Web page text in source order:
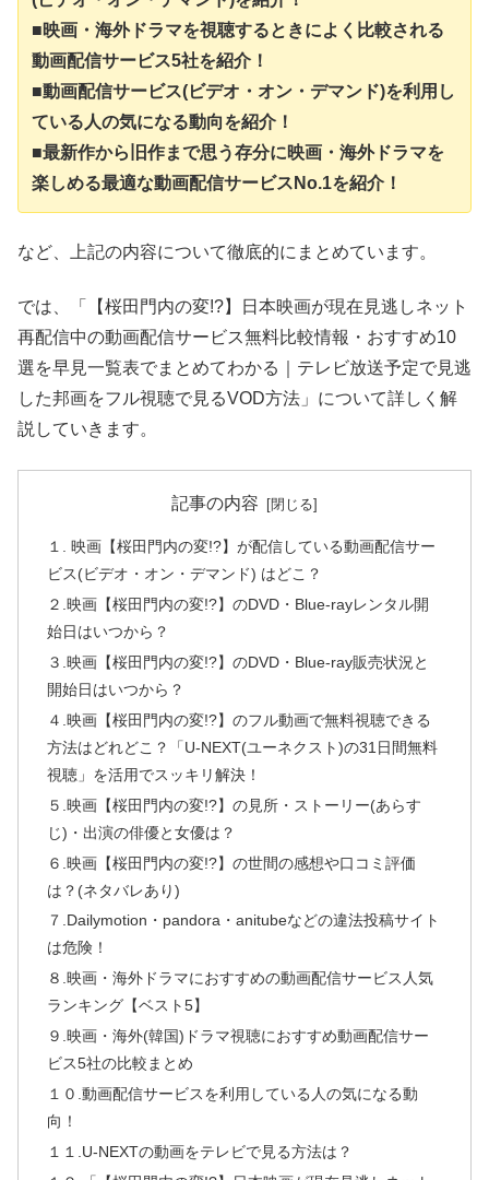
■映画・海外ドラマを視聴するときによく比較される
動画配信サービス5社を紹介！
■動画配信サービス(ビデオ・オン・デマンド)を利用し
ている人の気になる動向を紹介！
■最新作から旧作まで思う存分に映画・海外ドラマを
楽しめる最適な動画配信サービスNo.1を紹介！
など、上記の内容について徹底的にまとめています。
では、「【桜田門内の変!?】日本映画が現在見逃しネット
再配信中の動画配信サービス無料比較情報・おすすめ10
選を早見一覧表でまとめてわかる｜テレビ放送予定で見逃
した邦画をフル視聴で見るVOD方法」について詳しく解
説していきます。
記事の内容
１. 映画【桜田門内の変!?】が配信している動画配信サー
ビス(ビデオ・オン・デマンド) はどこ？
２.映画【桜田門内の変!?】のDVD・Blue-rayレンタル開
始日はいつから？
３.映画【桜田門内の変!?】のDVD・Blue-ray販売状況と
開始日はいつから？
４.映画【桜田門内の変!?】のフル動画で無料視聴できる
方法はどれどこ？「U-NEXT(ユーネクスト)の31日間無料
視聴」を活用でスッキリ解決！
５.映画【桜田門内の変!?】の見所・ストーリー(あらす
じ)・出演の俳優と女優は？
６.映画【桜田門内の変!?】の世間の感想や口コミ評価
は？(ネタバレあり)
７.Dailymotion・pandora・anitubeなどの違法投稿サイト
は危険！
８.映画・海外ドラマにおすすめの動画配信サービス人気
ランキング【ベスト5】
９.映画・海外(韓国)ドラマ視聴におすすめ動画配信サー
ビス5社の比較まとめ
１０.動画配信サービスを利用している人の気になる動
向！
１１.U-NEXTの動画をテレビで見る方法は？